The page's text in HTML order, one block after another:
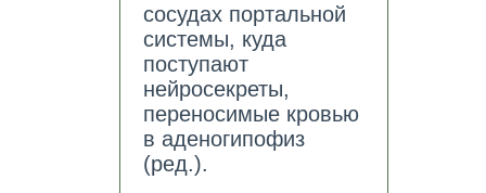
сосудах портальной
системы, куда
поступают
нейросекреты,
переносимые кровью
в аденогипофиз
(ред.).